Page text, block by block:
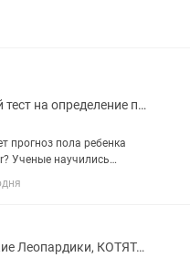
Гендерный тест на определение пола.
прогноз пола ребенка
для прогноза
Gendermaker -
которая при контакте с...
Бенгальские Леопардики, КОТЯТА ЗОЛОТЫЕ